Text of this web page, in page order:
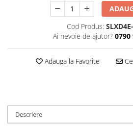
Monitoare de scena
Subwoofere Active
Subwoofere Pasive
Accesorii pt. Cabluri
Conectori Audio
Stage Box Multicore
Cod Produs:
Ai nevoie de ajutor? 0790
Adauga la Favorite
Descriere